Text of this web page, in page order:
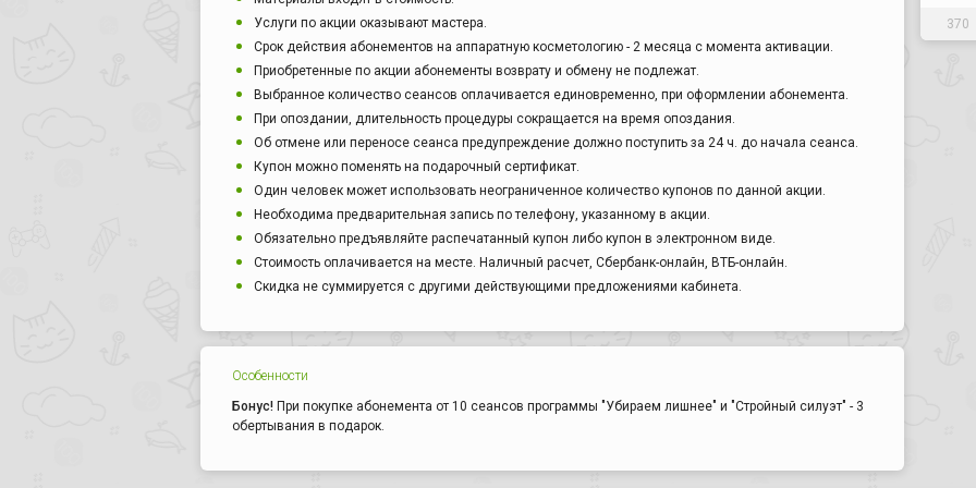
Услуги по акции оказывают мастера.
Срок действия абонементов на аппаратную косметологию - 2 месяца с момента активации.
Приобретенные по акции абонементы возврату и обмену не подлежат.
Выбранное количество сеансов оплачивается единовременно, при оформлении абонемента.
При опоздании, длительность процедуры сокращается на время опоздания.
Об отмене или переносе сеанса предупреждение должно поступить за 24 ч. до начала сеанса.
Купон можно поменять на подарочный сертификат.
Один человек может использовать неограниченное количество купонов по данной акции.
Необходима предварительная запись по телефону, указанному в акции.
Обязательно предъявляйте распечатанный купон либо купон в электронном виде.
Стоимость оплачивается на месте. Наличный расчет, Сбербанк-онлайн, ВТБ-онлайн.
Скидка не суммируется с другими действующими предложениями кабинета.
Особенности
Бонус! При покупке абонемента от 10 сеансов программы "Убираем лишнее" и "Стройный силуэт" - 3
обертывания в подарок.
370